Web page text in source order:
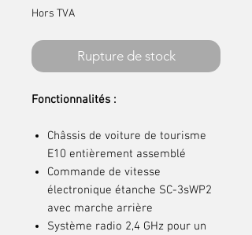
Hors TVA
Rupture de stock
Fonctionnalités :
Châssis de voiture de tourisme
E10 entièrement assemblé
Commande de vitesse
électronique étanche SC-3sWP2
avec marche arrière
Système radio 2,4 GHz pour un